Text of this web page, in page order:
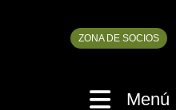
ZONA DE SOCIOS
Menú